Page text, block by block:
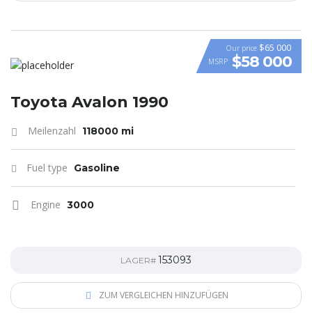
VIDEO
Our price $65 000
MSRP $58 000
Toyota Avalon 1990
Meilenzahl 118000 mi
Fuel type Gasoline
Engine 3000
LAGER# 153093
ZUM VERGLEICHEN HINZUFÜGEN